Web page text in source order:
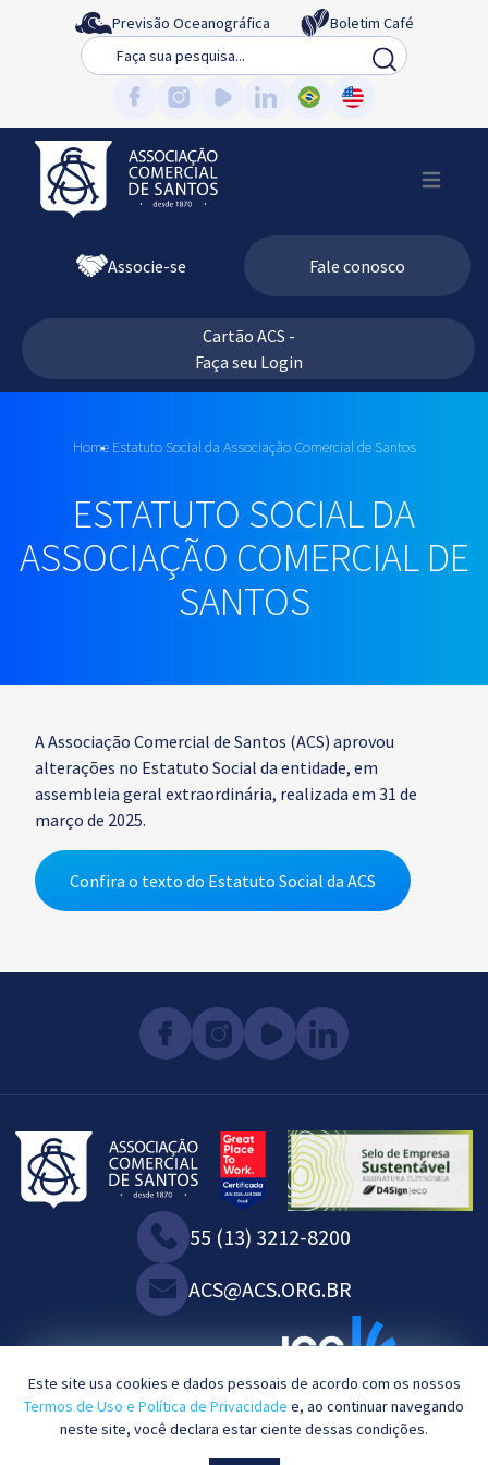
Este site usa cookies e dados pessoais de acordo com os nossos
Termos de Uso e Política de Privacidade e, ao continuar navegando
neste site, você declara estar ciente dessas condições.
Previsão Oceanográfica
Boletim Café
Busca
Associe-se Fale conosco
Cartão ACS -
Faça seu Login
Home Estatuto Social da Associação Comercial de Santos
ESTATUTO SOCIAL DA
ASSOCIAÇÃO COMERCIAL DE
SANTOS
A Associação Comercial de Santos (ACS) aprovou
alterações no Estatuto Social da entidade, em
assembleia geral extraordinária, realizada em 31 de
março de 2025.
Confira o texto do Estatuto Social da ACS
55 (13) 3212-8200
ACS@ACS.ORG.BR